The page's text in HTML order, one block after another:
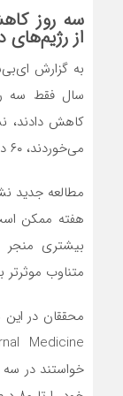
سه روز
از رژیم‌های
به گزارش
سال فقط سه
کاهش دادند،
می‌خوردند، ۶۰ درصد بیشتر وزن کم کردند.
مطالعه جدید
هفته ممکن
بیشتری منجر
متناوب موثرتر
خواستند در سه